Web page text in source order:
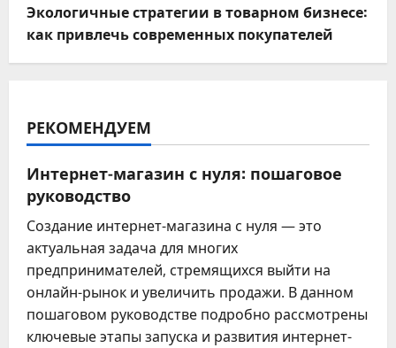
Экологичные стратегии в товарном бизнесе:
как привлечь современных покупателей
РЕКОМЕНДУЕМ
Интернет-магазин с нуля: пошаговое
руководство
Создание интернет-магазина с нуля — это
актуальная задача для многих
предпринимателей, стремящихся выйти на
онлайн-рынок и увеличить продажи. В данном
пошаговом руководстве подробно рассмотрены
ключевые этапы запуска и развития интернет-